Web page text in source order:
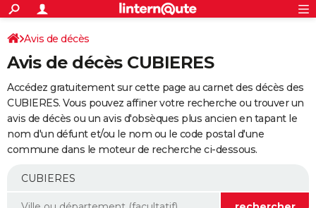
ACTUALITÉS
Politique
Société
Faits Divers
Education
Monde
Villes
+
SPORT
Coupe du monde 2026
Football
Tennis
Cyclisme
Rugby
Forum
Programme TV
TNT
Streaming
Cinéma
Sorties cinéma
Musique
+
FINANCE
Retraite
Epargne
Immobilier
Risques naturels par ville
Banque
Assurance
AUTO
Essais
Réserver un essai
Citadines
Berlines
SUV
Forum auto
+
Mobiles
Meilleur smartphone
Internet
Ordinateurs
Jeux vidéo
Guide high-tech
Avis de décès
Avis de décès CUBIERES
Accédez gratuitement sur cette page au carnet des décès des
CUBIERES. Vous pouvez affiner votre recherche ou trouver un
avis de décès ou un avis d'obsèques plus ancien en tapant le
nom d'un défunt et/ou le nom ou le code postal d'une
commune dans le moteur de recherche ci-dessous.